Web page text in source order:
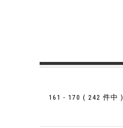
161 - 170 ( 242 件中 )